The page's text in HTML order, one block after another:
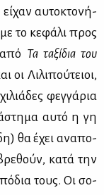
αυ­το­κτο­νή­
το κε­φά­λι προς
Τα τα­ξί­δια του
οι Λι­λι­πού­τειοι,
φεγ­γά­ρια
αυ­τό η γη
θα έχει ανα­πο­
κα­τά την
πό­δια τους. Οι σο­